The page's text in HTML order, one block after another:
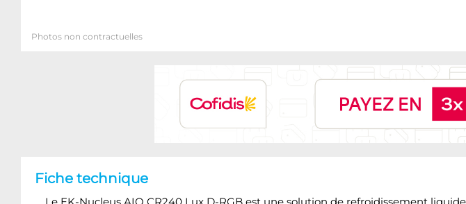
Photos non contractuelles
Fiche technique